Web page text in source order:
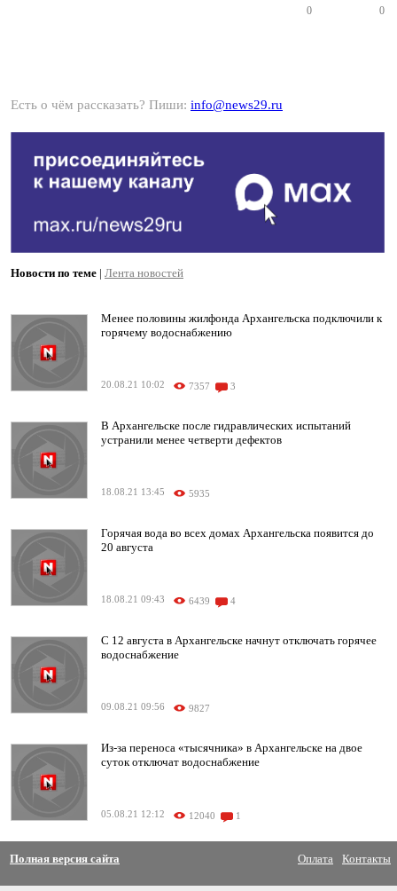
0 0
Есть о чём рассказать? Пиши: info@news29.ru
Новости по теме | Лента новостей
Менее половины жилфонда Архангельска подключили к
горячему водоснабжению
20.08.21 10:02 7357 3
В Архангельске после гидравлических испытаний
устранили менее четверти дефектов
18.08.21 13:45 5935
Горячая вода во всех домах Архангельска появится до
20 августа
18.08.21 09:43 6439 4
С 12 августа в Архангельске начнут отключать горячее
водоснабжение
09.08.21 09:56 9827
Из-за переноса «тысячника» в Архангельске на двое
суток отключат водоснабжение
05.08.21 12:12 12040 1
Полная версия сайта Оплата Контакты